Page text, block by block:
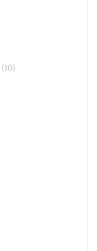
(10)